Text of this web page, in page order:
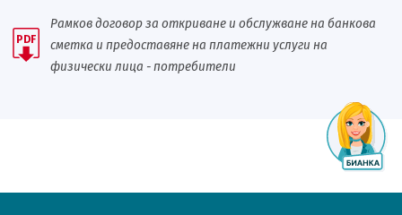
PDF
Рамков договор за откриване и обслужване на банкова
сметка и предоставяне на платежни услуги на
физически лица - потребители